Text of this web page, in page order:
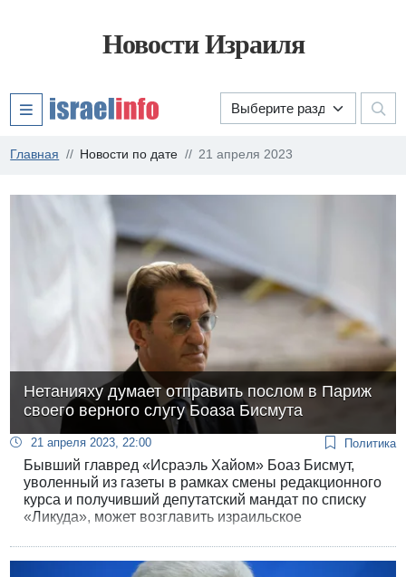
Новости Израиля
Главная Новости по дате 21 апреля 2023
Нетанияху думает отправить послом в Париж
своего верного слугу Боаза Бисмута
21 апреля 2023, 22:00 Политика
Бывший главред «Исраэль Хайом» Боаз Бисмут,
уволенный из газеты в рамках смены редакционного
курса и получивший депутатский мандат по списку
«Ликуда», может возглавить израильское
сообщает информированный обозреватель
«Хадашот 12» Дафна Лиэль.